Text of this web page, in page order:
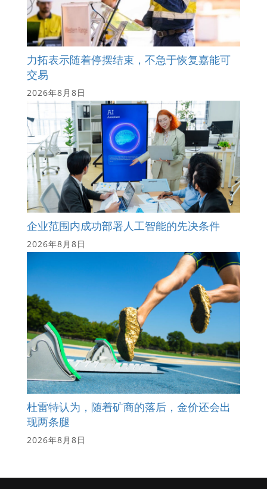
力拓表示随着停摆结束，不急于恢复嘉能可
交易
2026年8月8日
企业范围内成功部署人工智能的先决条件
2026年8月8日
杜雷特认为，随着矿商的落后，金价还会出
现两条腿
2026年8月8日